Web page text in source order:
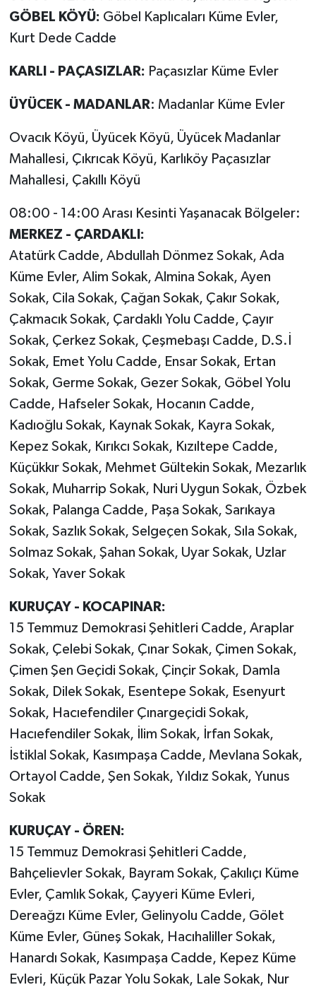
GÖBEL KÖYÜ: Göbel Kaplıcaları Küme Evler,
Kurt Dede Cadde
KARLI - PAÇASIZLAR: Paçasızlar Küme Evler
ÜYÜCEK - MADANLAR: Madanlar Küme Evler
Ovacık Köyü, Üyücek Köyü, Üyücek Madanlar
Mahallesi, Çıkrıcak Köyü, Karlıköy Paçasızlar
Mahallesi, Çakıllı Köyü
08:00 - 14:00 Arası Kesinti Yaşanacak Bölgeler:
MERKEZ - ÇARDAKLI:
Atatürk Cadde, Abdullah Dönmez Sokak, Ada
Küme Evler, Alim Sokak, Almina Sokak, Ayen
Sokak, Cila Sokak, Çağan Sokak, Çakır Sokak,
Çakmacık Sokak, Çardaklı Yolu Cadde, Çayır
Sokak, Çerkez Sokak, Çeşmebaşı Cadde, D.S.İ
Sokak, Emet Yolu Cadde, Ensar Sokak, Ertan
Sokak, Germe Sokak, Gezer Sokak, Göbel Yolu
Cadde, Hafseler Sokak, Hocanın Cadde,
Kadıoğlu Sokak, Kaynak Sokak, Kayra Sokak,
Kepez Sokak, Kırıkcı Sokak, Kızıltepe Cadde,
Küçükkır Sokak, Mehmet Gültekin Sokak, Mezarlık
Sokak, Muharrip Sokak, Nuri Uygun Sokak, Özbek
Sokak, Palanga Cadde, Paşa Sokak, Sarıkaya
Sokak, Sazlık Sokak, Selgeçen Sokak, Sıla Sokak,
Solmaz Sokak, Şahan Sokak, Uyar Sokak, Uzlar
Sokak, Yaver Sokak
KURUÇAY - KOCAPINAR:
15 Temmuz Demokrasi Şehitleri Cadde, Araplar
Sokak, Çelebi Sokak, Çınar Sokak, Çimen Sokak,
Çimen Şen Geçidi Sokak, Çinçir Sokak, Damla
Sokak, Dilek Sokak, Esentepe Sokak, Esenyurt
Sokak, Hacıefendiler Çınargeçidi Sokak,
Hacıefendiler Sokak, İlim Sokak, İrfan Sokak,
İstiklal Sokak, Kasımpaşa Cadde, Mevlana Sokak,
Ortayol Cadde, Şen Sokak, Yıldız Sokak, Yunus
Sokak
KURUÇAY - ÖREN:
15 Temmuz Demokrasi Şehitleri Cadde,
Bahçelievler Sokak, Bayram Sokak, Çakılıçı Küme
Evler, Çamlık Sokak, Çayyeri Küme Evleri,
Dereağzı Küme Evler, Gelinyolu Cadde, Gölet
Küme Evler, Güneş Sokak, Hacıhaliller Sokak,
Hanardı Sokak, Kasımpaşa Cadde, Kepez Küme
Evleri, Küçük Pazar Yolu Sokak, Lale Sokak, Nur